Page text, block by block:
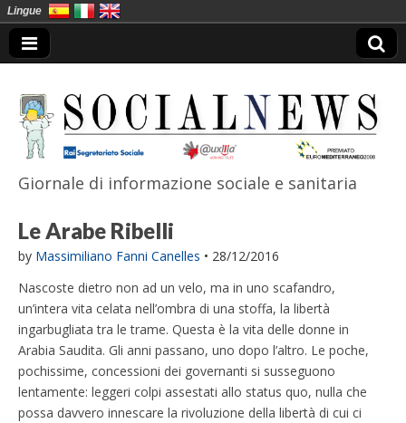
SocialNews
Giornale di informazione sociale e sanitaria
Le Arabe Ribelli
by Massimiliano Fanni Canelles • 28/12/2016
Nascoste dietro non ad un velo, ma in uno scafandro,
un’intera vita celata nell’ombra di una stoffa, la libertà
ingarbugliata tra le trame. Questa è la vita delle donne in
Arabia Saudita. Gli anni passano, uno dopo l’altro. Le poche,
pochissime, concessioni dei governanti si susseguono
lentamente: leggeri colpi assestati allo status quo, nulla che
possa davvero innescare la rivoluzione della libertà di cui ci
Lingue